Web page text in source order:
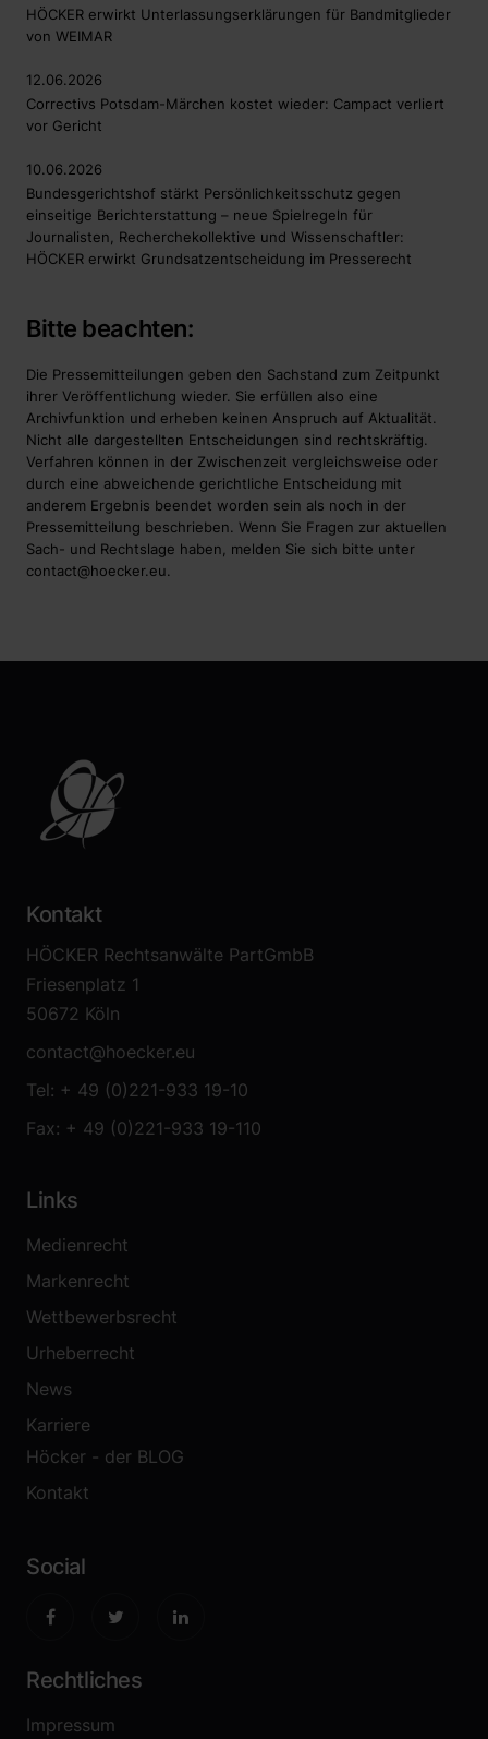
HÖCKER erwirkt Unterlassungserklärungen für Bandmitglieder
von WEIMAR
12.06.2026
Correctivs Potsdam-Märchen kostet wieder: Campact verliert
vor Gericht
10.06.2026
Bundesgerichtshof stärkt Persönlichkeitsschutz gegen
einseitige Berichterstattung – neue Spielregeln für
Journalisten, Recherchekollektive und Wissenschaftler:
HÖCKER erwirkt Grundsatzentscheidung im Presserecht
Bitte beachten:
Die Pressemitteilungen geben den Sachstand zum Zeitpunkt
ihrer Veröffentlichung wieder. Sie erfüllen also eine
Archivfunktion und erheben keinen Anspruch auf Aktualität.
Nicht alle dargestellten Entscheidungen sind rechtskräftig.
Verfahren können in der Zwischenzeit vergleichsweise oder
durch eine abweichende gerichtliche Entscheidung mit
anderem Ergebnis beendet worden sein als noch in der
Pressemitteilung beschrieben. Wenn Sie Fragen zur aktuellen
Sach- und Rechtslage haben, melden Sie sich bitte unter
contact@hoecker.eu.
Kontakt
HÖCKER Rechtsanwälte PartGmbB
Friesenplatz 1
50672 Köln
contact@hoecker.eu
Tel: + 49 (0)221-933 19-10
Fax: + 49 (0)221-933 19-110
Links
Medienrecht
Markenrecht
Wettbewerbsrecht
Urheberrecht
News
Karriere
Höcker - der BLOG
Kontakt
Social
Rechtliches
Impressum